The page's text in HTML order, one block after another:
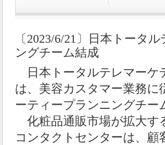
〔2023/6/21〕日本トータ
ングチーム結成
日本トータルテレマーケ
は、美容カスタマー業務
ーティープランニングチー
化粧品通販市場が拡大す
コンタクトセンターは、